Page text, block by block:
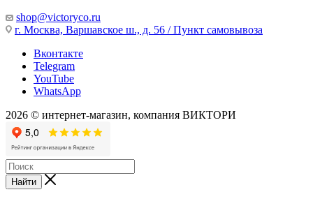
shop@victoryco.ru
г. Москва, Варшавское ш., д. 56 / Пункт самовывоза
Вконтакте
Telegram
YouTube
WhatsApp
2026 © интернет-магазин, компания ВИКТОРИ
Найти